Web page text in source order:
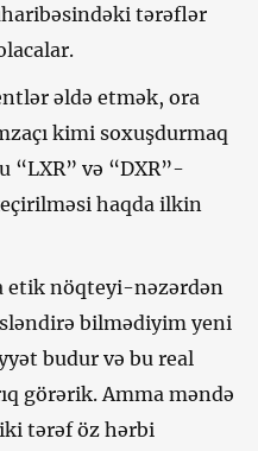
tərəflər
əldə etmək, ora
kimi soxuşdurmaq
“LXR” və “DXR”-
haqda ilkin
etik nöqteyi-nəzərdən
bilmədiyim yeni
budur və bu real
görərik. Amma məndə
tərəf öz hərbi